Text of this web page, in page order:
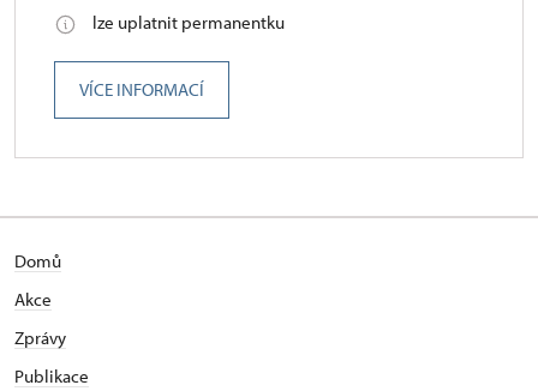
lze uplatnit permanentku
VÍCE INFORMACÍ
Domů
Akce
Zprávy
Publikace